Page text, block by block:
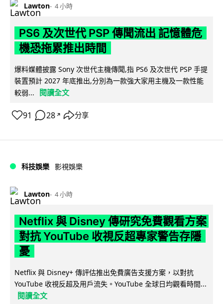
Lawton 4 小時
PS6 及次世代 PSP 傳聞流出 記憶體危
機恐拖累推出時間
爆料媒體披露 Sony 次世代主機傳聞,指 PS6 及次世代 PSP 手提
裝置預計 2027 年底推出,分別為一款強大家用主機及一款性能
較弱...
閱讀全文
91 28 ↗ 分享
科技娛樂 影視娛樂
Lawton 4 小時
Netflix 與 Disney 傳研究免費觀看方案
對抗 YouTube 收視反超專家警告存隱
憂
Netflix 與 Disney+ 傳評估推出免費廣告支援方案，以對抗
YouTube 收視反超及用戶流失。YouTube 全球日均觀看時間...
閱讀全文